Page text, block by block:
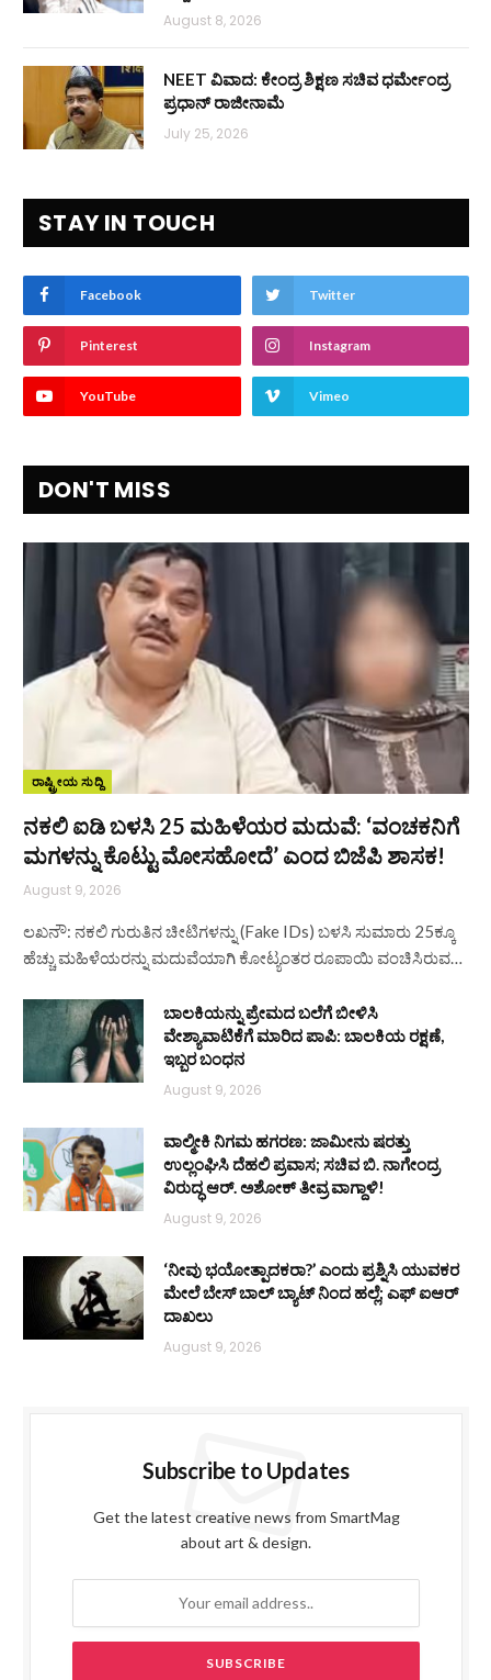
August 8, 2026
NEET ವಿವಾದ: ಕೇಂದ್ರ ಶಿಕ್ಷಣ ಸಚಿವ ಧರ್ಮೇಂದ್ರ
ಪ್ರಧಾನ್ ರಾಜೀನಾಮೆ
July 25, 2026
STAY IN TOUCH
Facebook Twitter
Pinterest Instagram
YouTube Vimeo
DON'T MISS
ರಾಷ್ಟ್ರೀಯ ಸುದ್ದಿ
ನಕಲಿ ಐಡಿ ಬಳಸಿ 25 ಮಹಿಳೆಯರ ಮದುವೆ: ‘ವಂಚಕನಿಗೆ
ಮಗಳನ್ನು ಕೊಟ್ಟು ಮೋಸಹೋದೆ’ ಎಂದ ಬಿಜೆಪಿ ಶಾಸಕ!
August 9, 2026
ಲಖನೌ: ನಕಲಿ ಗುರುತಿನ ಚೀಟಿಗಳನ್ನು (Fake IDs) ಬಳಸಿ ಸುಮಾರು 25ಕ್ಕೂ
ಹೆಚ್ಚು ಮಹಿಳೆಯರನ್ನು ಮದುವೆಯಾಗಿ ಕೋಟ್ಯಂತರ ರೂಪಾಯಿ ವಂಚಿಸಿರುವ…
ಬಾಲಕಿಯನ್ನು ಪ್ರೇಮದ ಬಲೆಗೆ ಬೀಳಿಸಿ
ವೇಶ್ಯಾವಾಟಿಕೆಗೆ ಮಾರಿದ ಪಾಪಿ: ಬಾಲಕಿಯ ರಕ್ಷಣೆ,
ಇಬ್ಬರ ಬಂಧನ
August 9, 2026
ವಾಲ್ಮೀಕಿ ನಿಗಮ ಹಗರಣ: ಜಾಮೀನು ಷರತ್ತು
ಉಲ್ಲಂಘಿಸಿ ದೆಹಲಿ ಪ್ರವಾಸ; ಸಚಿವ ಬಿ. ನಾಗೇಂದ್ರ
ವಿರುದ್ಧ ಆರ್. ಅಶೋಕ್ ತೀವ್ರ ವಾಗ್ದಾಳಿ!
August 9, 2026
‘ನೀವು ಭಯೋತ್ಪಾದಕರಾ?’ ಎಂದು ಪ್ರಶ್ನಿಸಿ ಯುವಕರ
ಮೇಲೆ ಬೇಸ್‌ ಬಾಲ್ ಬ್ಯಾಟ್‌ ನಿಂದ ಹಲ್ಲೆ; ಎಫ್‌ ಐಆರ್
ದಾಖಲು
August 9, 2026
Subscribe to Updates
Get the latest creative news from SmartMag
about art & design.